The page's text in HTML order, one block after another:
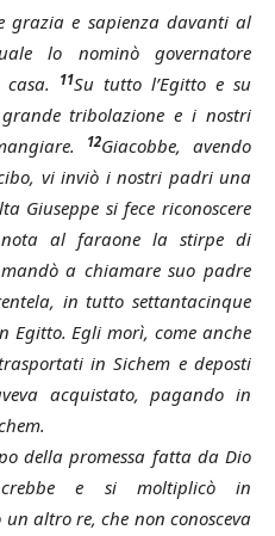
grazia e sapienza davanti al
lo nominò governatore
11Su tutto l’Egitto e su
tribolazione e i nostri
12Giacobbe, avendo
vi inviò i nostri padri una
Giuseppe si fece riconoscere
al faraone la stirpe di
a chiamare suo padre
in tutto settantacinque
Egitto. Egli morì, come anche
in Sichem e deposti
acquistato, pagando in
della promessa fatta da Dio
e si moltiplicò in
altro re, che non conosceva